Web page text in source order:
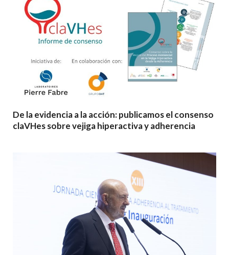
De la evidencia a la acción: publicamos el consenso
claVHes sobre vejiga hiperactiva y adherencia